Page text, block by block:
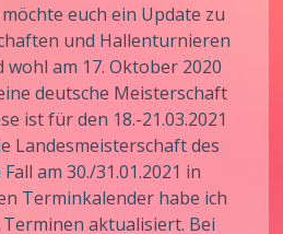
euch ein Update zu
und Hallenturnieren
wohl am 17. Oktober 2020
deutsche Meisterschaft
ist für den 18.-21.03.2021
Landesmeisterschaft des
am 30./31.01.2021 in
Terminkalender habe ich
aktualisiert. Bei